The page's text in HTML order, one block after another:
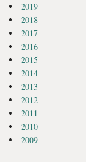
2019
2018
2017
2016
2015
2014
2013
2012
2011
2010
2009